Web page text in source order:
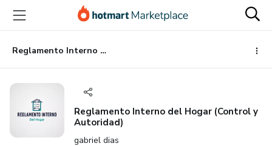
principal
página
de
página
Reglamento Interno del Hogar (Control y Autoridad)
Reglamento Interno del Hogar (Control y
Autoridad)
gabriel dias